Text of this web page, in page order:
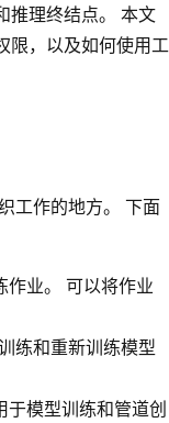
推理终结点。 本文
限，以及如何使用工
工作的地方。 下面
作业。 可以将作业
练和重新训练模型
于模型训练和管道创